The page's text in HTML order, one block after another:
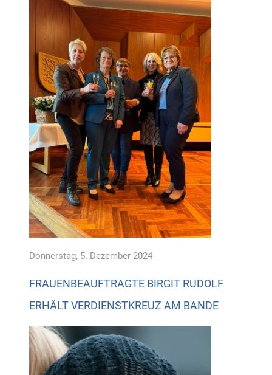
Donnerstag, 5. Dezember 2024
FRAUENBEAUFTRAGTE BIRGIT RUDOLF
ERHÄLT VERDIENSTKREUZ AM BANDE